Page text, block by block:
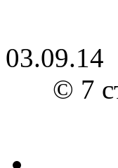
03.09.14
© 7